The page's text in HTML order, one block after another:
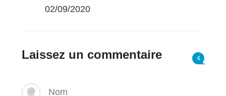
02/09/2020
Laissez un commentaire 4